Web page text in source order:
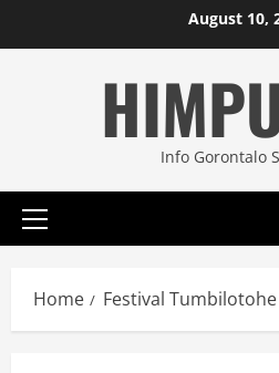
to
August 10,
Info Gorontalo
Primary
Home Festival